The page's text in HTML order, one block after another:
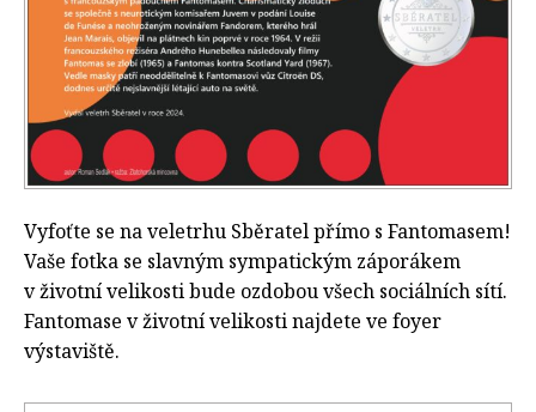
Vyfoťte se na veletrhu Sběratel přímo s Fantomasem!
Vaše fotka se slavným sympatickým záporákem
v životní velikosti bude ozdobou všech sociálních sítí.
Fantomase v životní velikosti najdete ve foyer
výstaviště.